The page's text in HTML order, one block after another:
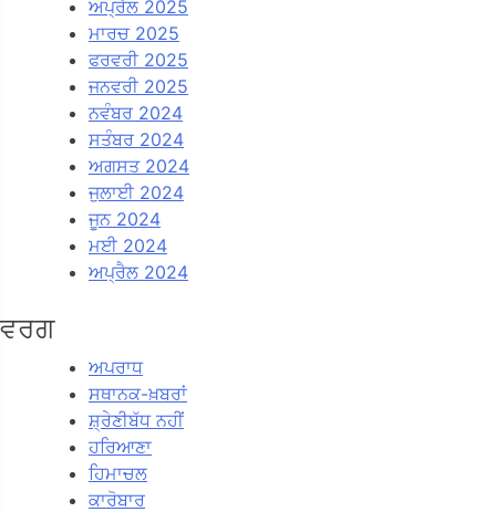
ਅਪ੍ਰੈਲ 2025
ਮਾਰਚ 2025
ਫਰਵਰੀ 2025
ਜਨਵਰੀ 2025
ਨਵੰਬਰ 2024
ਸਤੰਬਰ 2024
ਅਗਸਤ 2024
ਜੁਲਾਈ 2024
ਜੂਨ 2024
ਮਈ 2024
ਅਪ੍ਰੈਲ 2024
ਵਰਗ
ਅਪਰਾਧ
ਸਥਾਨਕ-ਖ਼ਬਰਾਂ
ਸ਼੍ਰੇਣੀਬੱਧ ਨਹੀਂ
ਹਰਿਆਣਾ
ਹਿਮਾਚਲ
ਕਾਰੋਬਾਰ